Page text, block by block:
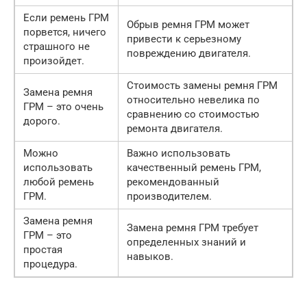
Если ремень ГРМ
порвется, ничего
страшного не
произойдет.
Обрыв ремня ГРМ может
привести к серьезному
повреждению двигателя.
Замена ремня
ГРМ – это очень
дорого.
Стоимость замены ремня ГРМ
относительно невелика по
сравнению со стоимостью
ремонта двигателя.
Можно
использовать
любой ремень
ГРМ.
Важно использовать
качественный ремень ГРМ,
рекомендованный
производителем.
Замена ремня
ГРМ – это
простая
процедура.
Замена ремня ГРМ требует
определенных знаний и
навыков.